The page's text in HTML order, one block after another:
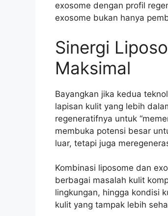
exosome dengan profil
exosome bukan hanya
Sinergi
Maksimal
Bayangkan jika kedua
lapisan kulit yang lebih
regeneratifnya untuk
membuka potensi besar
luar, tetapi juga
Kombinasi liposome dan
berbagai masalah kulit
lingkungan, hingga kondisi
kulit yang tampak lebih